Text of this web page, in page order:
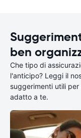
ben
Che tipo di
l'anticipo? Leggi il
suggerimenti utili
adatto a te.